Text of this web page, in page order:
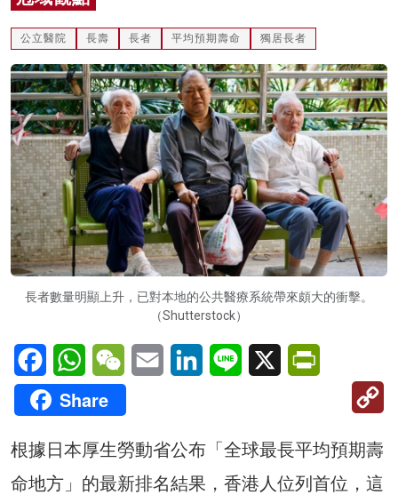
關於我們
公立醫院 長壽 長者 平均預期壽命 獨居長者
長者數量明顯上升，已對本地的公共醫療系統帶來頗大的衝擊。
（Shutterstock）
FacebookWhatsAppWeChatEmail LinkedInLine X
Share
根據日本厚生勞動省公布「全球最長平均預期壽
命地方」的最新排名結果，香港人位列首位，這